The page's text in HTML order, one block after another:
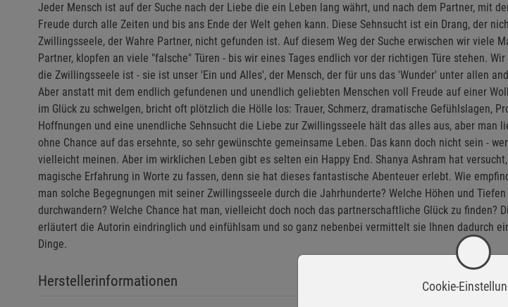
Jeder Mensch ist auf der Suche nach der Liebe die ein Leben lang währt, und nach dem Partner, mit
Freude durch alle Zeiten und bis ans Ende der Welt gehen kann. Diese Sehnsucht ist ein Drang, der
Zwillingsseele, der Wahre Partner, nicht gefunden ist. Auf diesem Weg der Suche erwischen wir viele
Partner, klopfen an viele "falsche" Türen - bis wir eines Tages endlich vor der richtigen Türe stehen.
die Zwillingsseele ist - sie ist unser 'Ein und Alles', der Mensch, der für uns das 'Wunder' unter allen
Aber anstatt mit dem endlich gefundenen und unendlich geliebten Menschen voll Freude auf einer
im Glück zu schwelgen, bricht oft plötzlich die Hölle los: Trauer, Schmerz, dramatische Gefühlslagen,
Hoffnungen und eine unendliche Sehnsucht die Liebe zur Zwillingsseele hält das alles aus, aber man
ohne Chance auf das ersehnte, so sehr gewünschte gemeinsame Leben. Das kann doch nicht sein -
vielleicht meinen. Aber im wirklichen Leben gibt es selten ein Happy End. Shanya Ashram hat
magische Erfahrung in Worte zu fassen, denn sie hat dieses fantastische Abenteuer erlebt. Wie
man solche Begegnungen mit seiner Zwillingsseele durch die Jahrhunderte? Welche Höhen und Tiefen
durchwandern? Welche Chance hat man, vielleicht doch noch das partnerschaftliche Glück zu finden?
erläutert die Autorin eindringlich und einfühlsam und so ganz nebenbei vermittelt sie Ihnen dadurch
Dinge.
Herstellerinformationen Cookie-